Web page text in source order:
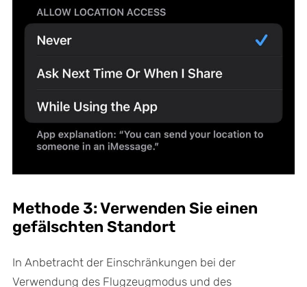
Methode 3: Verwenden Sie einen
gefälschten Standort
In Anbetracht der Einschränkungen bei der
Verwendung des Flugzeugmodus und des